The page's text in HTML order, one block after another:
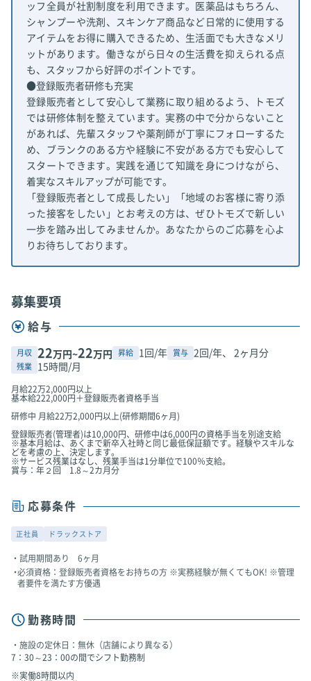
ッフ全員が社割制度を利用できます。医薬品はもちろん、
シャンプーや洗剤、スキンケア商品など日常的に使用する
アイテムをお得に購入できるため、生活面でも大きなメリ
ットがあります。働きながら日々の生活費を抑えられる点
も、スタッフから好評のポイントです。
●登録販売者研修も充実
登録販売者として安心して業務に取り組めるよう、トモズ
では研修体制を整えています。実務の中で分からないこと
があれば、先輩スタッフや薬剤師が丁寧にフォローするた
め、ブランクのある方や経験に不安がある方でも安心して
スタートできます。実践を通じて知識を身につけながら、
着実なスキルアップが可能です。
「登録販売者として成長したい」「地域のお客様に寄り添
った接客をしたい」とお考えの方は、ぜひトモズで新しい
一歩を踏み出してみませんか。あなたからのご応募を心よ
りお待ちしております。
募集要項
給与
月収 22万円~22万円 昇給 1回/年 賞与 2回/年、 2ヶ月分
残業 15時間/月
月給22万2,000円以上
基本給222,000円＋登録販売者資格手当
研修中 月給22万2,000円以上(研修期間6ヶ月)
登録販売者(管理者)は10,000円、研修中は6,000円の資格手当を別途支給
※基本月給は、あくまで新卒入社時と同じ最低保証額です。経験やスキルな
どを考慮の上、決定します。
※サービス残業はなし、残業手当は1分単位で100％支給。
賞与：年２回 1.8～2カ月分
応募条件
正社員 ドラックストア
試用期間あり 6ヶ月
必須資格：登録販売者資格をお持ちの方 ※実務経験が無くてもOK! ※管理
者要件を満たす方優遇
勤務時間
施設の定休日：無休（店舗により異なる）
7：30～23：00の間でシフト勤務制
※実働8時間以内